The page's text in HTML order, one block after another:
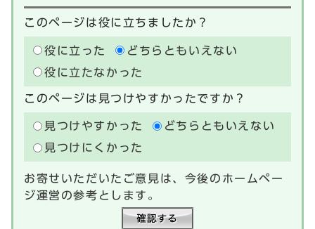
このページは役に立ちましたか？
役に立った
どちらともいえない
役に立たなかった
このページは見つけやすかったですか？
見つけやすかった
どちらともいえない
見つけにくかった
お寄せいただいたご意見は、今後のホームペー
ジ運営の参考とします。